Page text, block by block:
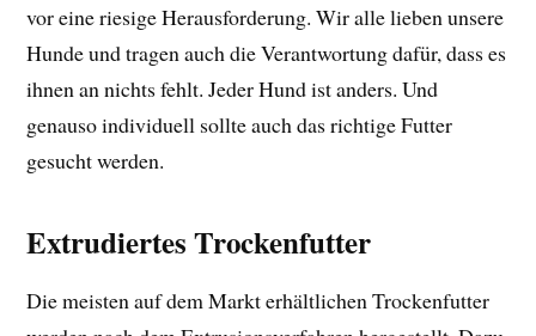
vor eine riesige Herausforderung. Wir alle lieben unsere
Hunde und tragen auch die Verantwortung dafür, dass es
ihnen an nichts fehlt. Jeder Hund ist anders. Und
genauso individuell sollte auch das richtige Futter
gesucht werden.
Extrudiertes Trockenfutter
Die meisten auf dem Markt erhältlichen Trockenfutter